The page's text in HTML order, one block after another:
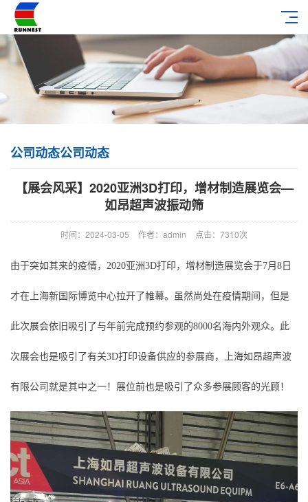
公司动态公司动态
【展会风采】2020亚洲3D打印，增材制造展览会—
如昂超声波振动筛
时间：2024-03-05 作者：admin 点击：7310次
由于突如其来的疫情，2020亚洲3D打印，增材制造展览会于7月8日
才在上海新国际博览中心拉开了帷幕。虽然尚处在疫情期间，但是
此次展会依旧吸引了与年前完成预约参观的8000名海内外观众。此
次展会也是吸引了有关3D打印设备供应的参展商，上海如昂超声波
有限公司就是其中之一！展位前也是吸引了众多参展顾客的光顾！